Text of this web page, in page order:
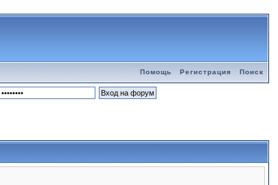
Помощь Регистрация Поиск